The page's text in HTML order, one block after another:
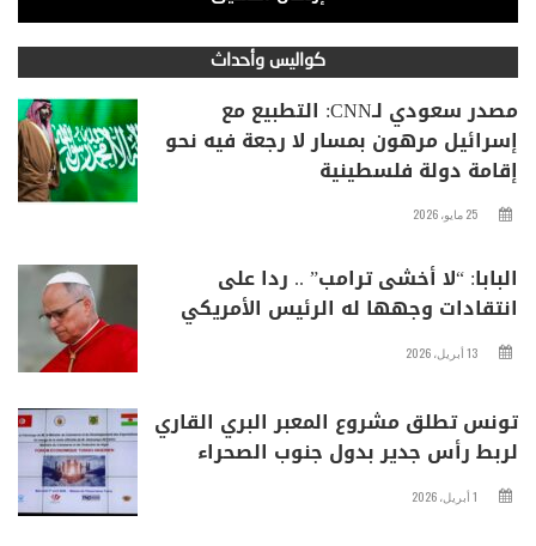
كواليس وأحداث
مصدر سعودي لـCNN: التطبيع مع
إسرائيل مرهون بمسار لا رجعة فيه نحو
إقامة دولة فلسطينية
25 مايو، 2026
البابا: “لا أخشى ترامب” .. ردا على
انتقادات وجهها له الرئيس الأمريكي
13 أبريل، 2026
تونس تطلق مشروع المعبر البري القاري
لربط رأس جدير بدول جنوب الصحراء
1 أبريل، 2026